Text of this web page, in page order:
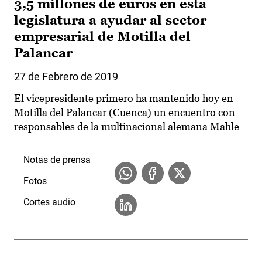
3,5 millones de euros en esta
legislatura a ayudar al sector
empresarial de Motilla del
Palancar
27 de Febrero de 2019
El vicepresidente primero ha mantenido hoy en
Motilla del Palancar (Cuenca) un encuentro con
responsables de la multinacional alemana Mahle
Notas de prensa
Fotos
Cortes audio